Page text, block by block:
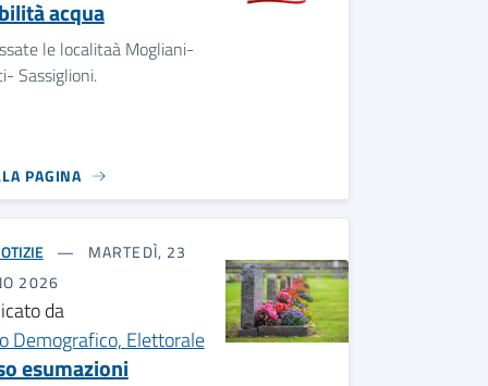
le localitaà Mogliani-
Sassiglioni.
MARTEDÌ, 23
2026
da
Demografico, Elettorale
esumazioni